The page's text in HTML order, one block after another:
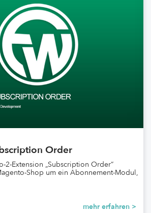
Order
2-Extension „Subscription Order“
Shop um ein Abonnement-Modul,
mehr erfahren >